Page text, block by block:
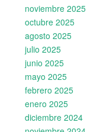
noviembre 2025
octubre 2025
agosto 2025
julio 2025
junio 2025
mayo 2025
febrero 2025
enero 2025
diciembre 2024